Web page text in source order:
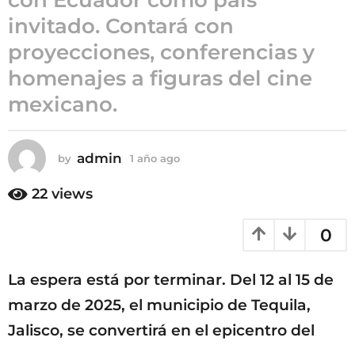
g
oinvitado. Contará con
proyecciones, conferencias y
homenajes a figuras del cine
mexicano.
by admin 1 año ago
22 views
0
La espera está por terminar. Del 12 al 15 de
marzo de 2025, el municipio de Tequila,
Jalisco, se convertirá en el epicentro del